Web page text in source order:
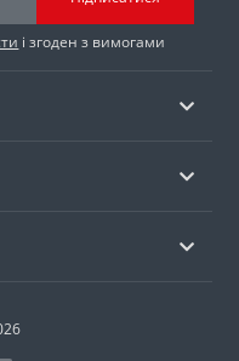
і згоден з вимогами